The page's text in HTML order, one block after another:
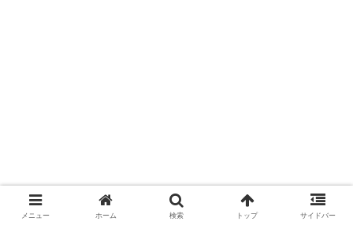
メニュー ホーム 検索 トップ サイドバー